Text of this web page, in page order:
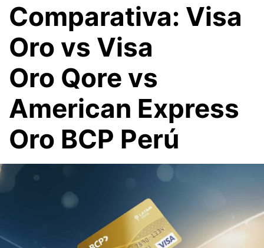
Comparativa: Visa
Oro vs Visa
Oro Qore vs
American Express
Oro BCP Perú